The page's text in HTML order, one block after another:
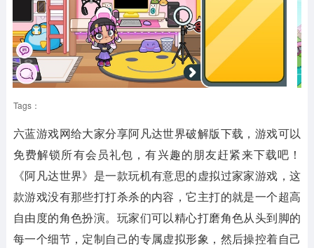
Tags：
六蓝游戏网给大家分享阿凡达世界破解版下载，游戏可以
免费解锁所有会员礼包，有兴趣的朋友赶紧来下载吧！
《阿凡达世界》是一款玩机有意思的虚拟过家家游戏，这
款游戏没有那些打打杀杀的内容，它主打的就是一个超高
自由度的角色扮演。玩家们可以精心打磨角色从头到脚的
每一个细节，定制自己的专属虚拟形象，然后操控着自己